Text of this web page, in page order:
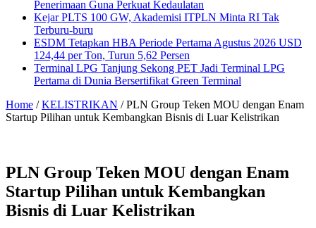
Penerimaan Guna Perkuat Kedaulatan
Kejar PLTS 100 GW, Akademisi ITPLN Minta RI Tak
Terburu-buru
ESDM Tetapkan HBA Periode Pertama Agustus 2026 USD
124,44 per Ton, Turun 5,62 Persen
Terminal LPG Tanjung Sekong PET Jadi Terminal LPG
Pertama di Dunia Bersertifikat Green Terminal
Home / KELISTRIKAN / PLN Group Teken MOU dengan Enam
Startup Pilihan untuk Kembangkan Bisnis di Luar Kelistrikan
PLN Group Teken MOU dengan Enam
Startup Pilihan untuk Kembangkan
Bisnis di Luar Kelistrikan